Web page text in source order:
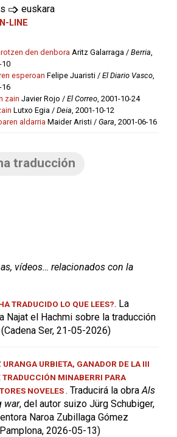
➩ euskara
LINE
den denbora Aritz Galarraga / Berria
10
esperoan Felipe Juaristi / El Diario Vasco
16
zain Javier Rojo / El Correo , 2001-10-24
Lutxo Egia / Deia , 2001-10-12
aldarria Maider Aristi / Gara , 2001-06-16
traducción
vídeos… relacionados con la
TRADUCIDO LO QUE LEES?. La
Najat el Hachmi sobre la traducción
Ser, 21-05-2026)
URBIETA, GANADOR DE LA III
TRADUCCIÓN MINABERRI PARA
NOVELES. Traducirá la obraAls
war, del autor suizo Jürg Schubiger,
Naroa Zubillaga Gómez
2026-05-13)